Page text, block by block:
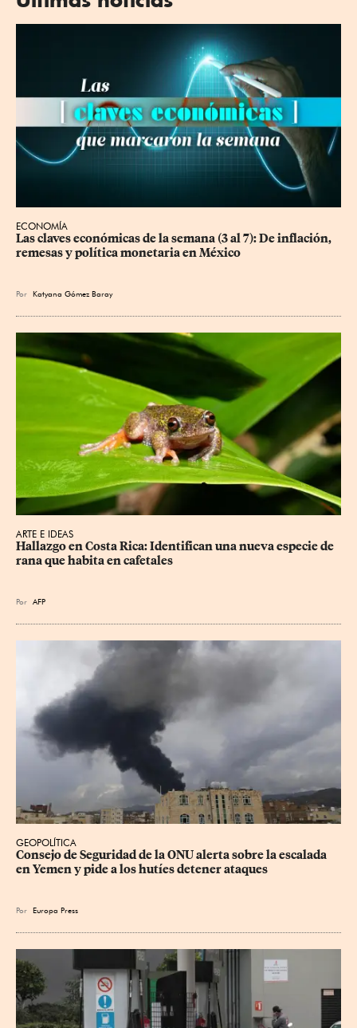
ECONOMÍA
Las claves económicas de la semana (3 al 7): De inflación,
remesas y política monetaria en México
Por Katyana Gómez Baray
ARTE E IDEAS
Hallazgo en Costa Rica: Identifican una nueva especie de
rana que habita en cafetales
Por AFP
GEOPOLÍTICA
Consejo de Seguridad de la ONU alerta sobre la escalada
en Yemen y pide a los hutíes detener ataques
Por Europa Press